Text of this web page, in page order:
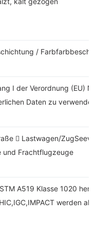
/
I der Verordnung (EU)
Daten zu
 Lastwagen/
und Frachtflugzeuge
A519 Klasse 1020
werden